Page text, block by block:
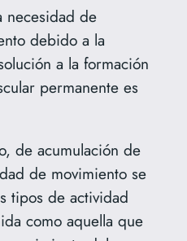
necesidad de
debido a la
a la formación
permanente es
de acumulación de
de movimiento se
tipos de actividad
como aquella que